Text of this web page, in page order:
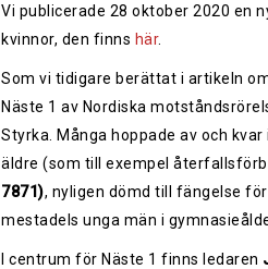
Vi publicerade 28 oktober 2020 en
kvinnor, den finns här.
Som vi tidigare berättat i artikeln
Näste 1 av Nordiska
Styrka. Många hoppade av och
äldre (som till exempel
7871), nyligen dömd till fängelse
mestadels unga män i
I centrum för Näste 1 finns ledaren